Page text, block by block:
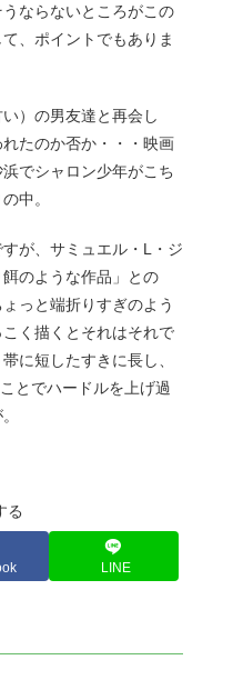
ならないところがこの
、ポイントでもありま
）の男友達と再会し
たのか否か・・・映画
でシャロン少年がこち
中。
が、サミュエル・L・ジ
のような作品」との
っと端折りすぎのよう
く描くとそれはそれで
に短したすきに長し、
とでハードルを上げ過
る
LINE